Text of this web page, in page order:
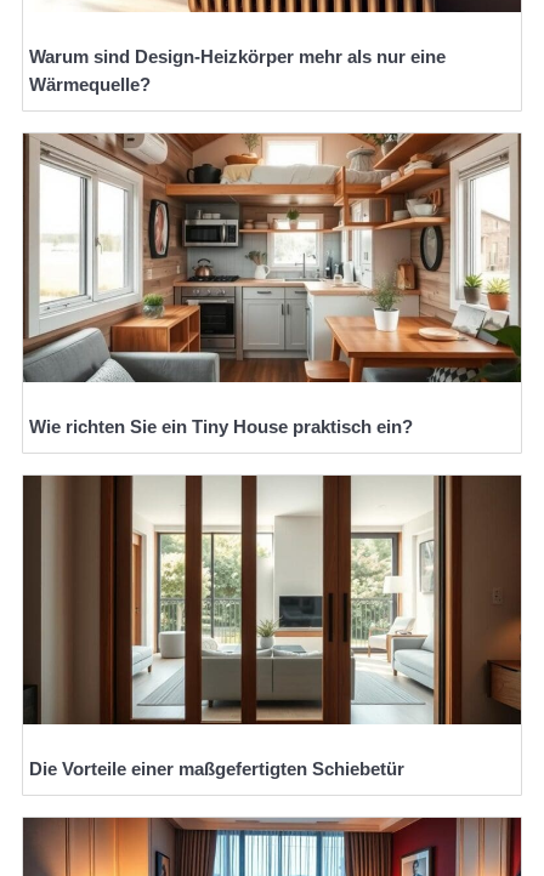
Warum sind Design-Heizkörper mehr als nur eine
Wärmequelle?
Wie richten Sie ein Tiny House praktisch ein?
Die Vorteile einer maßgefertigten Schiebetür